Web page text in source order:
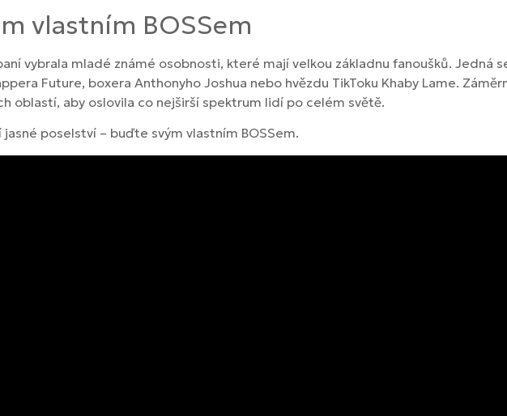
vlastním BOSSem
vybrala mladé známé osobnosti, které mají velkou základnu fanoušků. Jedná
Future, boxera Anthonyho Joshua nebo hvězdu TikToku Khaby Lame.
oblastí, aby oslovila co nejširší spektrum lidí po celém světě.
poselství – buďte svým vlastním BOSSem.